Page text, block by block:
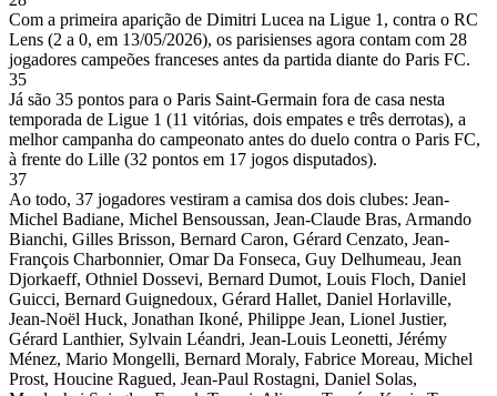
Com a primeira aparição de Dimitri Lucea na Ligue 1, contra o RC
Lens (2 a 0, em 13/05/2026), os parisienses agora contam com 28
jogadores campeões franceses antes da partida diante do Paris FC.
35
Já são 35 pontos para o Paris Saint-Germain fora de casa nesta
temporada de Ligue 1 (11 vitórias, dois empates e três derrotas), a
melhor campanha do campeonato antes do duelo contra o Paris FC,
à frente do Lille (32 pontos em 17 jogos disputados).
37
Ao todo, 37 jogadores vestiram a camisa dos dois clubes: Jean-
Michel Badiane, Michel Bensoussan, Jean-Claude Bras, Armando
Bianchi, Gilles Brisson, Bernard Caron, Gérard Cenzato, Jean-
François Charbonnier, Omar Da Fonseca, Guy Delhumeau, Jean
Djorkaeff, Othniel Dossevi, Bernard Dumot, Louis Floch, Daniel
Guicci, Bernard Guignedoux, Gérard Hallet, Daniel Horlaville,
Jean-Noël Huck, Jonathan Ikoné, Philippe Jean, Lionel Justier,
Gérard Lanthier, Sylvain Léandri, Jean-Louis Leonetti, Jérémy
Ménez, Mario Mongelli, Bernard Moraly, Fabrice Moreau, Michel
Prost, Houcine Ragued, Jean-Paul Rostagni, Daniel Solas,